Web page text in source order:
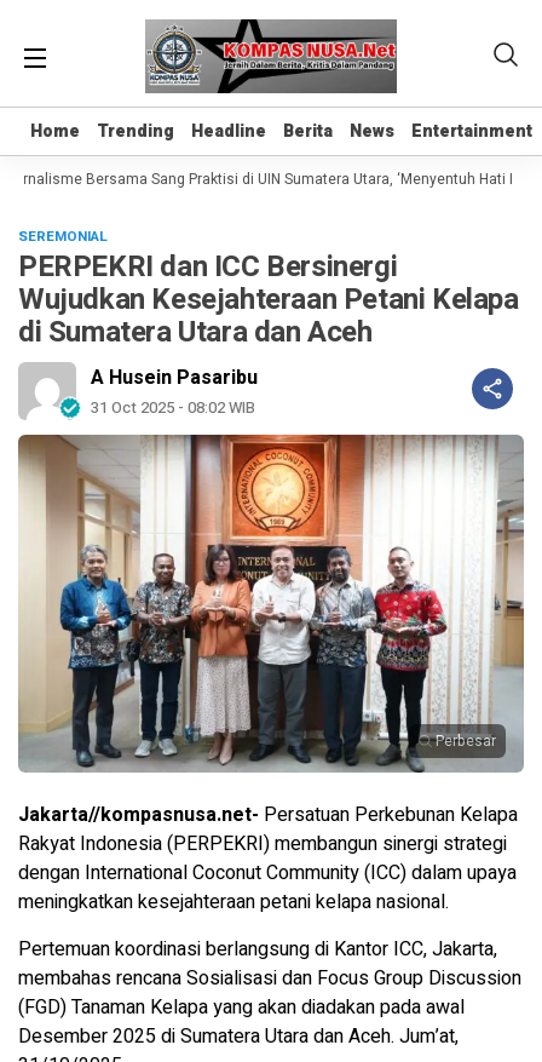
Home Trending Headline Berita News Entertainment
Home Trending Headline Berita News Entertainment
Bersama Sang Praktisi di UIN Sumatera Utara, ‘Menyentuh Hati Lewat
SEREMONIAL
PERPEKRI dan ICC Bersinergi
Wujudkan Kesejahteraan Petani Kelapa
di Sumatera Utara dan Aceh
A Husein Pasaribu
31 Oct 2025 - 08:02 WIB
Perbesar
Jakarta//kompasnusa.net- Persatuan Perkebunan Kelapa
Rakyat Indonesia (PERPEKRI) membangun sinergi strategi
dengan International Coconut Community (ICC) dalam upaya
meningkatkan kesejahteraan petani kelapa nasional.
Pertemuan koordinasi berlangsung di Kantor ICC, Jakarta,
membahas rencana Sosialisasi dan Focus Group Discussion
(FGD) Tanaman Kelapa yang akan diadakan pada awal
Desember 2025 di Sumatera Utara dan Aceh. Jum’at,